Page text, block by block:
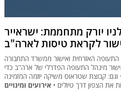
יורק מתחממת: ישראייר
לקראת טיסות לארה"ב
האזרחית ואישור ממשרד התחבורה
מינהל התעופה הפדרלי של ארה"ב כדי
וגם: קבוצת שטראוס משיקה יוזמה המזמינה
את הצפון דרך טיולים • אירועים ומינויים